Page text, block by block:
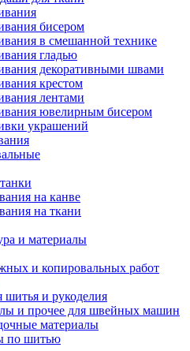
бисером
в смешанной технике
гладью
декоративными швами
крестом
лентами
ювелирным бисером
украшений
на канве
на ткани
и материалы
и копировальных работ
и рукоделия
и прочее для швейных машин
материалы
по шитью